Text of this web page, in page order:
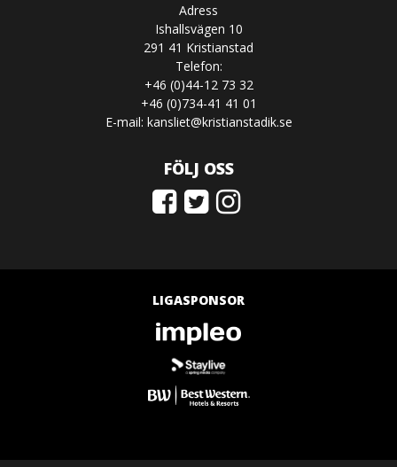
Adress
Ishallsvägen 10
291 41 Kristianstad
Telefon:
+46 (0)44-12 73 32
+46 (0)734-41 41 01
E-mail: kansliet@kristianstadik.se
FÖLJ OSS
LIGASPONSOR